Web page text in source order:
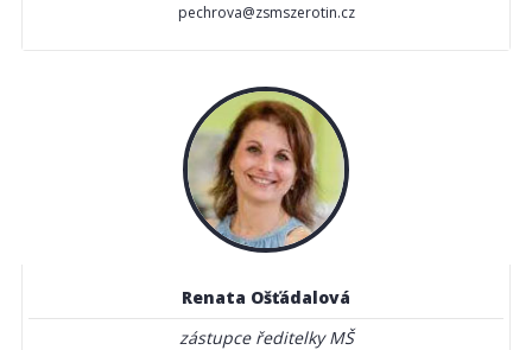
pechrova@zsmszerotin.cz
Renata Ošťádalová
zástupce ředitelky MŠ